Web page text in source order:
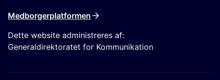
Medborgerplatformen
Dette website administreres af:
Generaldirektoratet for Kommunikation